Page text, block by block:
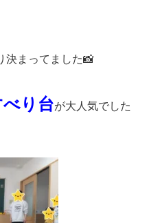
決まってました📸
り台が大人気でした